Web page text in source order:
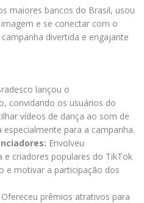
maiores bancos do Brasil, usou
e se conectar com o
divertida e engajante
lançou o
convidando os usuários do
vídeos de dança ao som de
para a campanha.
Envolveu
e criadores populares do TikTok
e motivar a participação dos
Ofereceu prêmios atrativos para